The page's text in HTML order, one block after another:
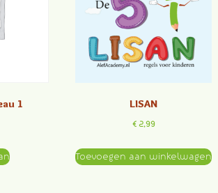
1 LISAN
€2,99
Toevoegen aan winkelwagen